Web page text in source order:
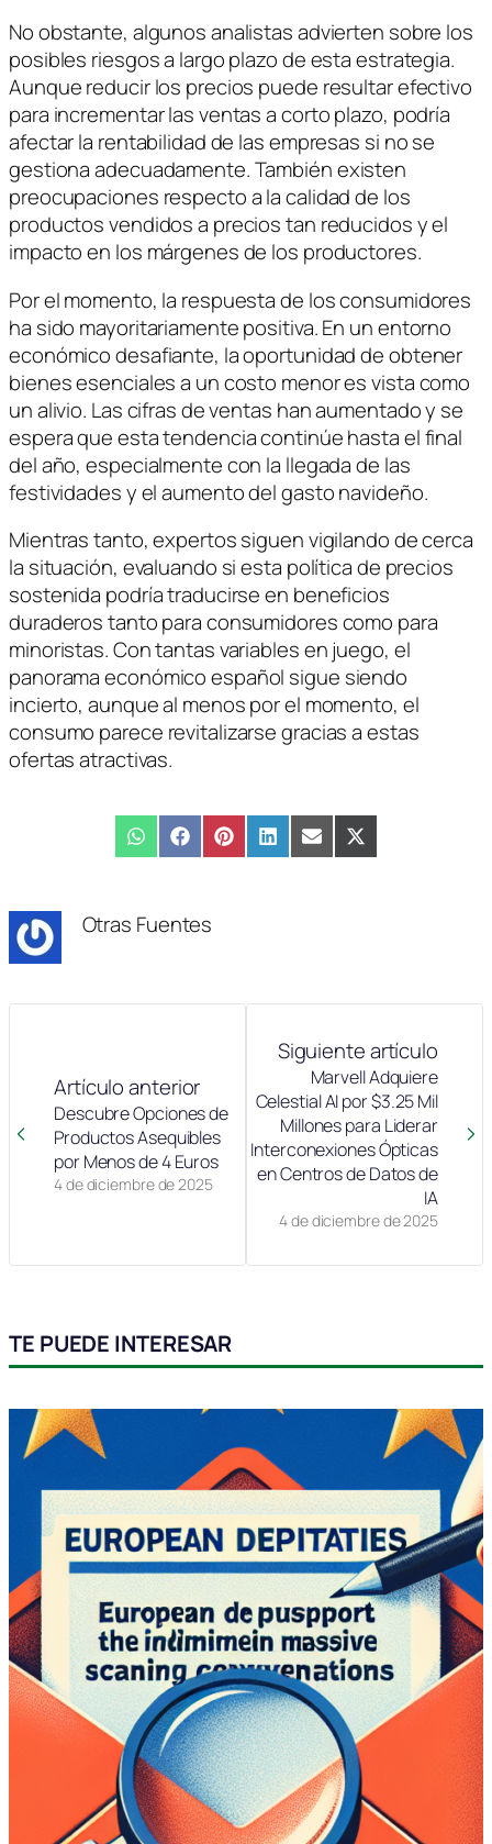
No obstante, algunos analistas advierten sobre los
posibles riesgos a largo plazo de esta estrategia.
Aunque reducir los precios puede resultar efectivo
para incrementar las ventas a corto plazo, podría
afectar la rentabilidad de las empresas si no se
gestiona adecuadamente. También existen
preocupaciones respecto a la calidad de los
productos vendidos a precios tan reducidos y el
impacto en los márgenes de los productores.
Por el momento, la respuesta de los consumidores
ha sido mayoritariamente positiva. En un entorno
económico desafiante, la oportunidad de obtener
bienes esenciales a un costo menor es vista como
un alivio. Las cifras de ventas han aumentado y se
espera que esta tendencia continúe hasta el final
del año, especialmente con la llegada de las
festividades y el aumento del gasto navideño.
Mientras tanto, expertos siguen vigilando de cerca
la situación, evaluando si esta política de precios
sostenida podría traducirse en beneficios
duraderos tanto para consumidores como para
minoristas. Con tantas variables en juego, el
panorama económico español sigue siendo
incierto, aunque al menos por el momento, el
consumo parece revitalizarse gracias a estas
ofertas atractivas.
Compartir
en
WhatsAppCompartir
en
FacebookCompartir
en
PinterestCompartir
en
LinkedInCompartir
en
EmailCompartir
en
X
(Twitter)
Otras Fuentes
Artículo anterior
4 de diciembre de 2025
Descubre Opciones de
Productos Asequibles
por Menos de 4 Euros
Siguiente artículo
4 de diciembre de 2025
Marvell Adquiere
Celestial AI por $3.25 Mil
Millones para Liderar
Interconexiones Ópticas
en Centros de Datos de
IA
TE PUEDE INTERESAR